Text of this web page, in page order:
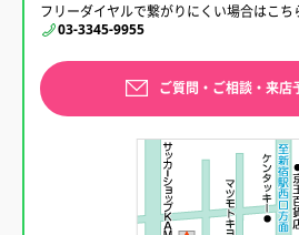
フリーダイヤルで繋がりにくい場合はこち
03-3345-9955
ご質問・ご相談・来店